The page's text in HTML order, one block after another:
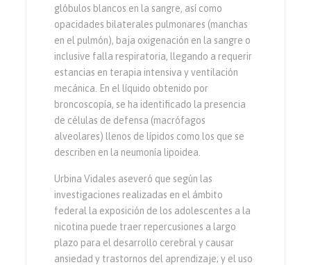
glóbulos blancos en la sangre, así como
opacidades bilaterales pulmonares (manchas
en el pulmón), baja oxigenación en la sangre o
inclusive falla respiratoria, llegando a requerir
estancias en terapia intensiva y ventilación
mecánica. En el líquido obtenido por
broncoscopía, se ha identificado la presencia
de células de defensa (macrófagos
alveolares) llenos de lípidos como los que se
describen en la neumonía lipoidea.
Urbina Vidales aseveró que según las
investigaciones realizadas en el ámbito
federal la exposición de los adolescentes a la
nicotina puede traer repercusiones a largo
plazo para el desarrollo cerebral y causar
ansiedad y trastornos del aprendizaje; y el uso